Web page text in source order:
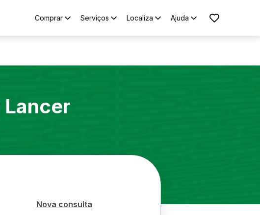
Comprar Serviços Localiza Ajuda
Lancer
Nova consulta